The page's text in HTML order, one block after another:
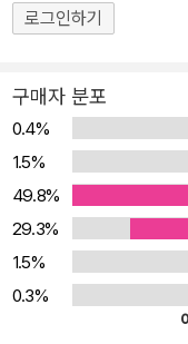
로그인하기
구매자 분포
0.4%
1.5%
49.8%
29.3%
1.5%
0.3%